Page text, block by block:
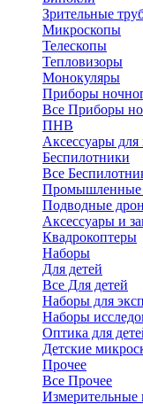
Зрительные
Микроскопы
Телескопы
Тепловизоры
Монокуляры
Приборы
Все Приборы
ПНВ
Аксессуары
Беспилотники
Все
Промышленные
Подводные
Аксессуары и
Квадрокоптеры
Наборы
Для детей
Все Для детей
Наборы для
Наборы
Оптика для
Детские
Прочее
Все Прочее
Измерительные